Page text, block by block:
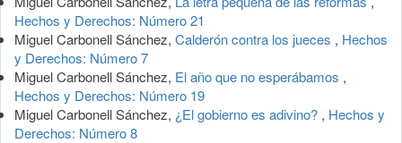
Hechos y Derechos: Número 21
Miguel Carbonell Sánchez, Calderón contra los jueces , Hechos
y Derechos: Número 7
Miguel Carbonell Sánchez, El año que no esperábamos ,
Hechos y Derechos: Número 19
Miguel Carbonell Sánchez, ¿El gobierno es adivino? , Hechos y
Derechos: Número 8